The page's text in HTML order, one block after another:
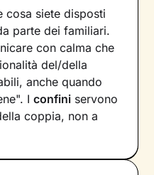
cosa siete disposti
parte dei familiari.
con calma che
del/della
anche quando
Iconfini servono
coppia, non a